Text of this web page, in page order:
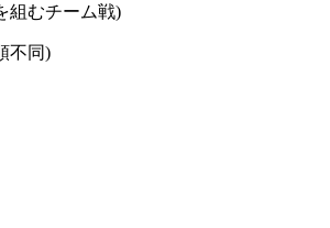
組むチーム戦)
不同)